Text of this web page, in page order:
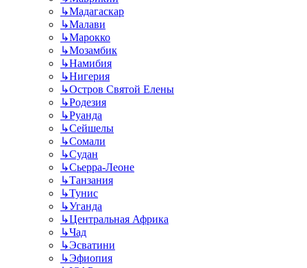
↳Мадагаскар
↳Малави
↳Марокко
↳Мозамбик
↳Намибия
↳Нигерия
↳Остров Святой Елены
↳Родезия
↳Руанда
↳Сейшелы
↳Сомали
↳Судан
↳Сьерра-Леоне
↳Танзания
↳Тунис
↳Уганда
↳Центральная Африка
↳Чад
↳Эсватини
↳Эфиопия